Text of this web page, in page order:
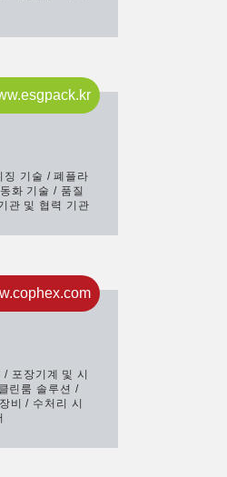
징 기술 / 폐플라
화 기술 / 품질
관 및 협력 기관
포장기계 및 시
린룸 솔루션 /
비 / 수처리 시